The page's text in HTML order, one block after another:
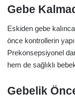
Gebe
Eskiden gebe
önce kontrollerin
Prekonsepsiyonel
hem de sağlıklı
Gebelik